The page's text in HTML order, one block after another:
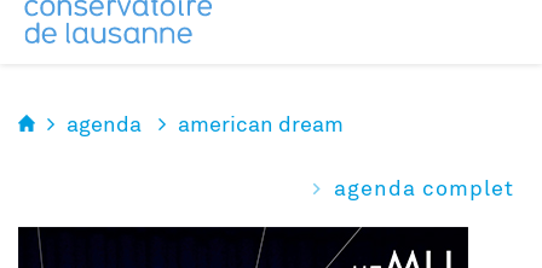
agenda american dream
agenda complet